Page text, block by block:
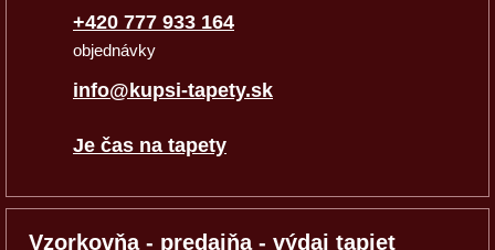
+420 777 933 164
objednávky
info@kupsi-tapety.sk
Je čas na tapety
Vzorkovňa - predajňa - výdaj tapiet